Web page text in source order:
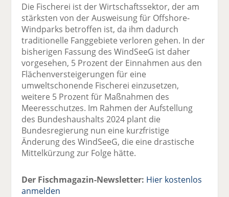
Die Fischerei ist der Wirtschaftssektor, der am
stärksten von der Ausweisung für Offshore-
Windparks betroffen ist, da ihm dadurch
traditionelle Fanggebiete verloren gehen. In der
bisherigen Fassung des WindSeeG ist daher
vorgesehen, 5 Prozent der Einnahmen aus den
Flächenversteigerungen für eine
umweltschonende Fischerei einzusetzen,
weitere 5 Prozent für Maßnahmen des
Meeresschutzes. Im Rahmen der Aufstellung
des Bundeshaushalts 2024 plant die
Bundesregierung nun eine kurzfristige
Änderung des WindSeeG, die eine drastische
Mittelkürzung zur Folge hätte.
Der Fischmagazin-Newsletter: Hier kostenlos
anmelden